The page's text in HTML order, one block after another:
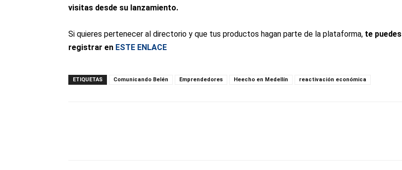
visitas desde su lanzamiento.
Si quieres pertenecer al directorio y que tus productos hagan parte de la plataforma, te puedes
registrar en ESTE ENLACE
ETIQUETAS Comunicando Belén Emprendedores Heecho en Medellín reactivación económica